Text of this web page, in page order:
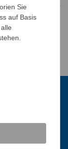
gr
Sie
auf Basis